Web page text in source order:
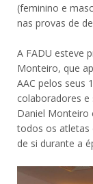
(feminino e
nas provas de
A FADU esteve
Monteiro, que
AAC pelos seus
colaboradores e
Daniel Monteiro
todos os atletas
de si durante a